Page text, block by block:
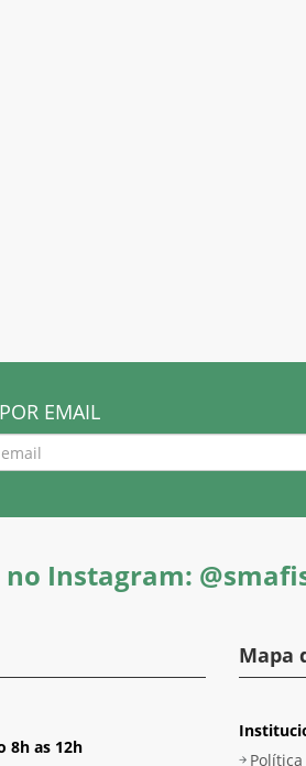
EMAIL
no Instagram:
8h as 12h
Mapa